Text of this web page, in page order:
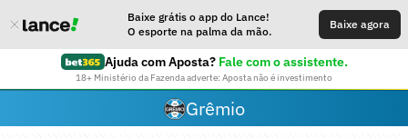
Baixe grátis o app do Lance!
O esporte na palma da mão.
Baixe agora
Ajuda com Aposta? Fale com o assistente.
18+ Ministério da Fazenda adverte: Aposta não é investimento
Grêmio